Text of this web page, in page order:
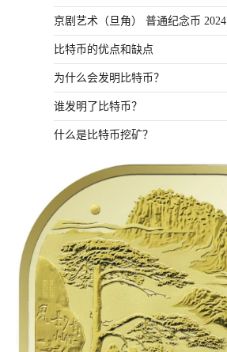
京剧艺术（旦角） 普通纪念币 2024
比特币的优点和缺点
为什么会发明比特币？
谁发明了比特币？
什么是比特币挖矿？